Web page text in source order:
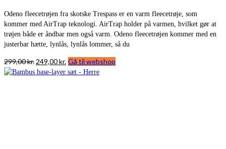
Odeno fleecetrøjen fra skotske Trespass er en varm fleecetrøje, som
kommer med AirTrap teknologi. AirTrap holder på varmen, hvilket gør at
trøjen både er åndbar men også varm. Odeno fleecetrøjen kommer med en
justerbar hætte, lynlås, lynlås lommer, så du
299,00kr. Den
oprindelige
249,00kr. Den
aktuelle
Gå til webshop